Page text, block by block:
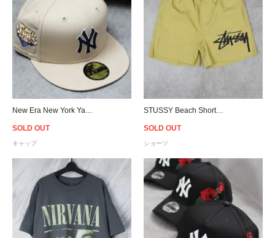
SOLD OUT
キャップ
STUSSY Beach Shorts - Tan
SOLD OUT
ショーツ